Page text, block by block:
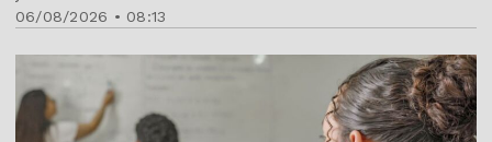
06/08/2026 • 08:13